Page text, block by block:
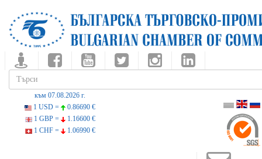
към 07.08.2026 г.
1 USD =
0.86690 €
1 GBP =
1.16600 €
1 CHF =
1.06990 €